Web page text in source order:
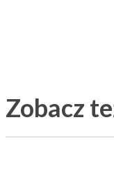
Zobacz